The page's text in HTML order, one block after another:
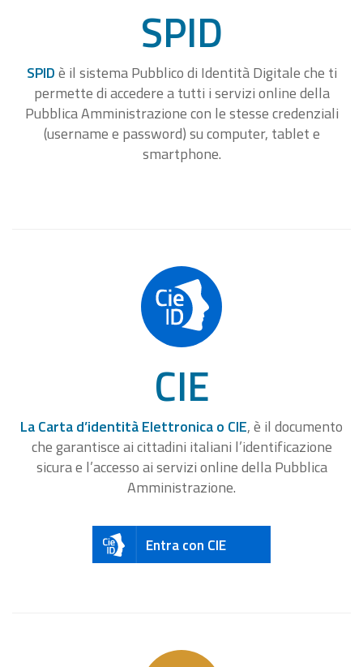
SPID
SPIDè il sistema Pubblico di Identità Digitale che ti
permette di accedere a tutti i servizi online della
Pubblica Amministrazione con le stesse credenziali
(username e password) su computer, tablet e
smartphone.
CIE
La Carta d’identità Elettronica o CIE, è il documento
che garantisce ai cittadini italiani l’identificazione
sicura e l’accesso ai servizi online della Pubblica
Amministrazione.
Entra con CIE